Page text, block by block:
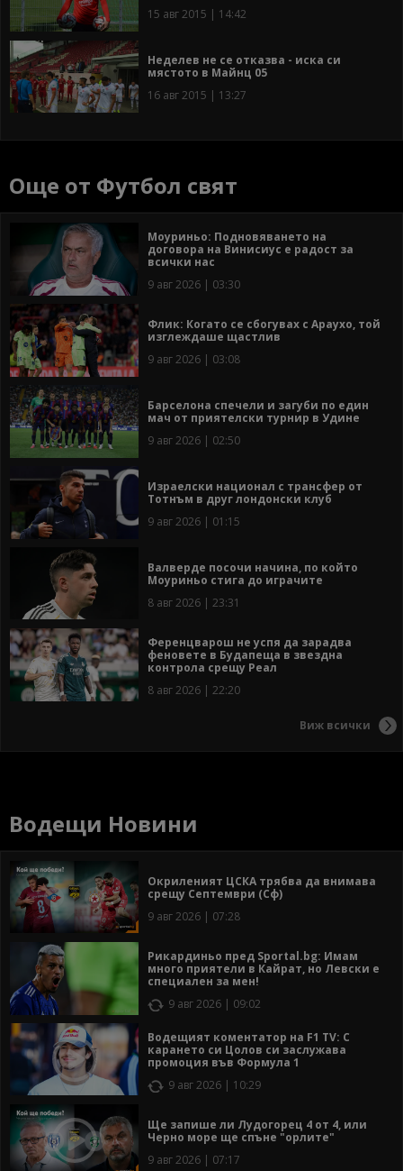
15 авг 2015 | 14:42
Неделев не се отказва - иска си
мястото в Майнц 05
16 авг 2015 | 13:27
Още от Футбол свят
Моуриньо: Подновяването на
договора на Винисиус е радост за
всички нас
9 авг 2026 | 03:30
Флик: Когато се сбогувах с Араухо, той
изглеждаше щастлив
9 авг 2026 | 03:08
Барселона спечели и загуби по един
мач от приятелски турнир в Удине
9 авг 2026 | 02:50
Израелски национал с трансфер от
Тотнъм в друг лондонски клуб
9 авг 2026 | 01:15
Валверде посочи начина, по който
Моуриньо стига до играчите
8 авг 2026 | 23:31
Ференцварош не успя да зарадва
феновете в Будапеща в звездна
контрола срещу Реал
8 авг 2026 | 22:20
Виж всички
Водещи Новини
Окриленият ЦСКА трябва да внимава
срещу Септември (Сф)
9 авг 2026 | 07:28
Рикардиньо пред Sportal.bg: Имам
много приятели в Кайрат, но Левски е
специален за мен!
9 авг 2026 | 09:02
Водещият коментатор на F1 TV: С
карането си Цолов си заслужава
промоция във Формула 1
9 авг 2026 | 10:29
Ще запише ли Лудогорец 4 от 4, или
Черно море ще спъне "орлите"
9 авг 2026 | 07:17